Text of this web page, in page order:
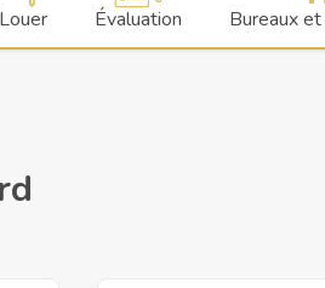
Louer Évaluation Bureaux